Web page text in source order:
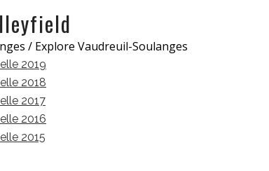
/ Explore Vaudreuil-Soulanges
2019
2018
2017
2016
2015